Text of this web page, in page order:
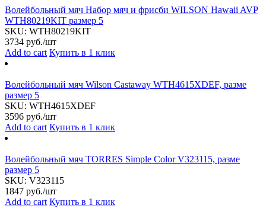
Волейбольный мяч Набор мяч и фрисби WILSON Hawaii AVP
WTH80219KIT размер 5
SKU: WTH80219KIT
3734 руб./шт
Add to cart Купить в 1 клик
Волейбольный мяч Wilson Castaway WTH4615XDEF, разме
размер 5
SKU: WTH4615XDEF
3596 руб./шт
Add to cart Купить в 1 клик
Волейбольный мяч TORRES Simple Color V323115, разме
размер 5
SKU: V323115
1847 руб./шт
Add to cart Купить в 1 клик